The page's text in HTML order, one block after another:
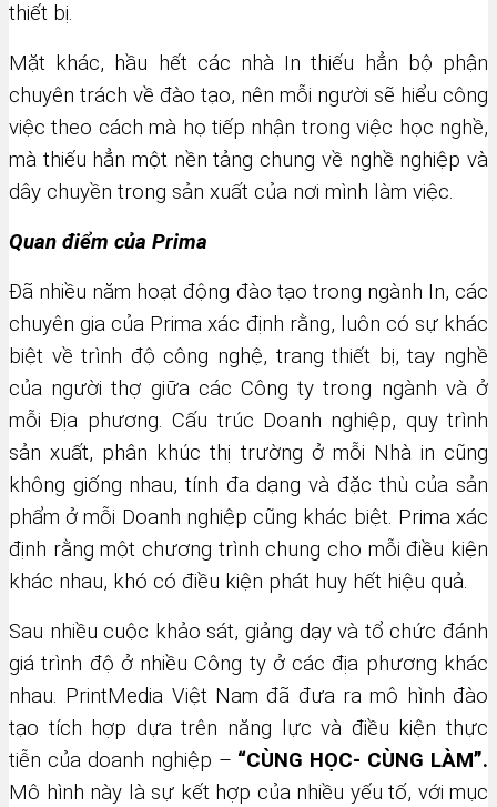
thiết bị.
Mặt khác, hầu hết các nhà In thiếu hẳn bộ phận
chuyên trách về đào tạo, nên mỗi người sẽ hiểu công
việc theo cách mà họ tiếp nhận trong việc học nghề,
mà thiếu hẳn một nền tảng chung về nghề nghiệp và
dây chuyền trong sản xuất của nơi mình làm việc.
Quan điểm của Prima
Đã nhiều năm hoạt động đào tạo trong ngành In, các
chuyên gia của Prima xác định rằng, luôn có sự khác
biệt về trình độ công nghệ, trang thiết bị, tay nghề
của người thợ giữa các Công ty trong ngành và ở
mỗi Địa phương. Cấu trúc Doanh nghiệp, quy trình
sản xuất, phân khúc thị trường ở mỗi Nhà in cũng
không giống nhau, tính đa dạng và đặc thù của sản
phẩm ở mỗi Doanh nghiệp cũng khác biệt. Prima xác
định rằng một chương trình chung cho mỗi điều kiện
khác nhau, khó có điều kiện phát huy hết hiệu quả.
Sau nhiều cuộc khảo sát, giảng dạy và tổ chức đánh
giá trình độ ở nhiều Công ty ở các địa phương khác
nhau. PrintMedia Việt Nam đã đưa ra mô hình đào
tạo tích hợp dựa trên năng lực và điều kiện thực
tiễn của doanh nghiệp – “CÙNG HỌC- CÙNG LÀM”.
Mô hình này là sự kết hợp của nhiều yếu tố, với mục